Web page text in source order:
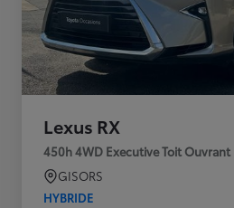
Lexus RX
450h 4WD Executive Toit Ouvrant
GISORS
HYBRIDE